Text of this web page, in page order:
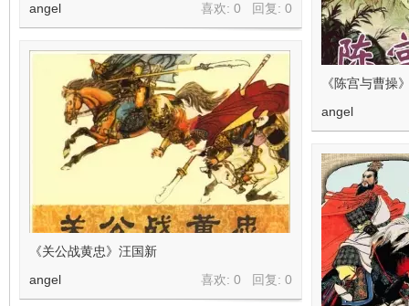
喜欢: 0 回复: 0
angel
《陈宫与曹操
angel
《关公战黄忠》汪国新
喜欢: 0 回复: 0
angel